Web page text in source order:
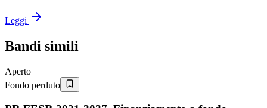
Leggi
Bandi simili
Aperto
Fondo perduto